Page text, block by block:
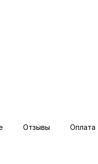
Отзывы Оплата